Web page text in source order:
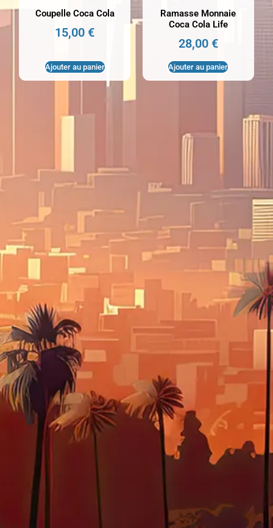
Coupelle Coca Cola
15,00€
Ajouter au panier
Ramasse Monnaie
Coca Cola Life
28,00 €
Ajouter au panier